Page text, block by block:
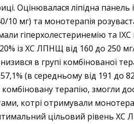
Оцінювалася ліпідна панель
10 мг) та монотерапія
гіперхолестеринемію та ІХС
із ХС ЛПНЩ від 160 до 250
в групі комбінованої
(в середньому від 191 до
терапію, змогли
котрі отримували
цільовий рівень